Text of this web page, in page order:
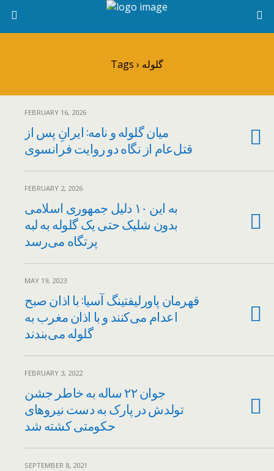
Tags › گلوله
FEBRUARY 16, 2026
میان گلوله و نامه: ایرانِ پس از
قتل‌عام از نگاه دو روایت فرانسوی
FEBRUARY 2, 2026
به این ۱۰ دلیل جمهوری اسلامی
بدون شلیک حتی یک گلوله به لبه
پرتگاه می‌رسد
MAY 19, 2023
قهرمان پاورلیفتینگ آسیا: با اذان صبح
اعدام می‌کنند و با اذان مغرب به
گلوله می‌بندند
FEBRUARY 3, 2022
جوان ۲۲ ساله به خاطر جشن
تولدش در پارک به دست نیروهای
حکومتی کشته شد
SEPTEMBER 8, 2021